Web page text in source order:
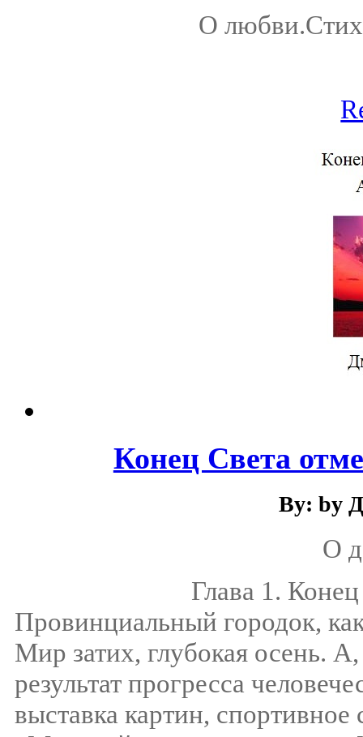
О
Конец Света
By: by
О
Глава 1.
Провинциальный городок,
Мир затих, глубокая осень.
результат прогресса
выставка картин,